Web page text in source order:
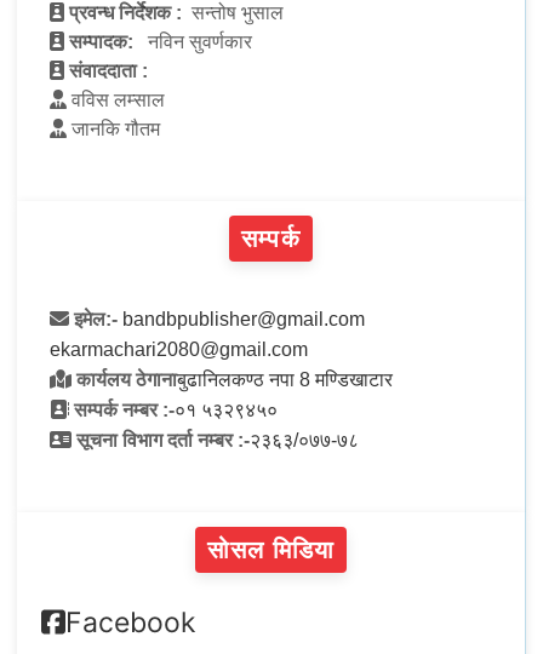
प्रवन्ध निर्देशक : सन्तोष भुसाल
सम्पादक:
नविन सुवर्णकार
संवाददाता :
वविस लम्साल
जानकि गौतम
सम्पर्क
इमेल:- bandbpublisher@gmail.com
ekarmachari2080@gmail.com
कार्यलय ठेगानाबुढानिलकण्ठ नपा 8 मण्डिखाटार
सम्पर्क नम्बर :-०१ ५३२९४५०
सूचना विभाग दर्ता नम्बर :-२३६३/०७७-७८
सोसल मिडिया
Facebook